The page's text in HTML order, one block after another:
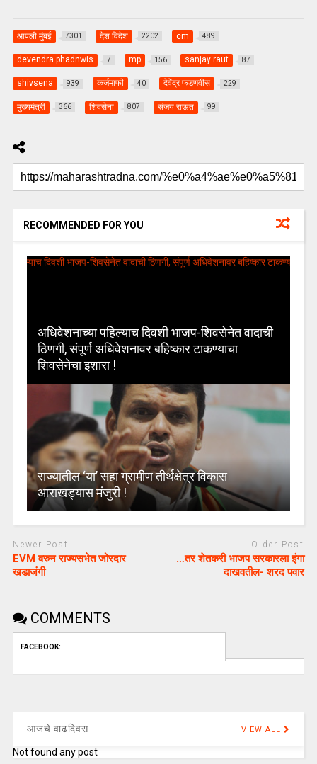
आपली मुंबई 7301 देश विदेश 2202 cm 489
devendra phadnwis 7 mp 156 sanjay raut 87
shivsena 939 कर्जमाफी 40 देवेंद्र फडणवीस 229
मुख्यमंत्री 366 शिवसेना 807 संजय राऊत 99
RECOMMENDED FOR YOU
अधिवेशनाच्या पहिल्याच दिवशी भाजप-शिवसेनेत वादाची
ठिणगी, संपूर्ण अधिवेशनावर बहिष्कार टाकण्याचा
शिवसेनेचा इशारा !
राज्यातील ‘या’ सहा ग्रामीण तीर्थक्षेत्र विकास
आराखड्यास मंजुरी !
Newer Post
EVM वरुन राज्यसभेत जोरदार
खडाजंगी
Older Post
…तर शेतकरी भाजप सरकारला इंगा
दाखवतील- शरद पवार
COMMENTS
FACEBOOK:
आजचे वाढदिवस VIEW ALL
Not found any post